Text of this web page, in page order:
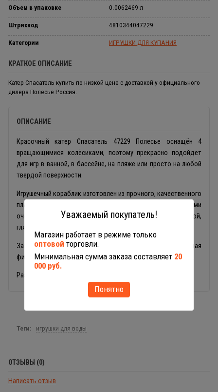
Объем в упаковке 0.0062469 л
Штрихкод 4810344047229
Категории ИГРУШКИ ДЛЯ КУПАНИЯ
КРАТКОЕ ОПИСАНИЕ
Катер Спасатель купить по низкой цене с доставкой у официального
дилера Полесье Россия.
ОПИСАНИЕ
Красочный катер Спасатель 47229 Полесье оснащён 4
вращающимися колёсиками, поэтому прекрасно подойдет
для игр в ванной, в бассейне, на пляже или просто на любой
твердой поверхности.
Игрушечный кораблик изготовлен из прочного, качественного
пластика, все детали имеют округлые формы с плавными
очертаниями, широкими, закругленными краями и гладкой,
глянцевой поверхностью.
За штурвалом, на капитанском мостике установлена съемная
фигурка человечка-капитана с поворачивающейся головой.
Размеры судна: 30 х 14 х 17 см.
Теги: игрушки для воды
ОТЗЫВЫ (0)
Написать отзыв
Уважаемый покупатель!
Магазин работает в режиме только
оптовой торговли.
Минимальная сумма заказа составляет 20
000 руб.
Понятно